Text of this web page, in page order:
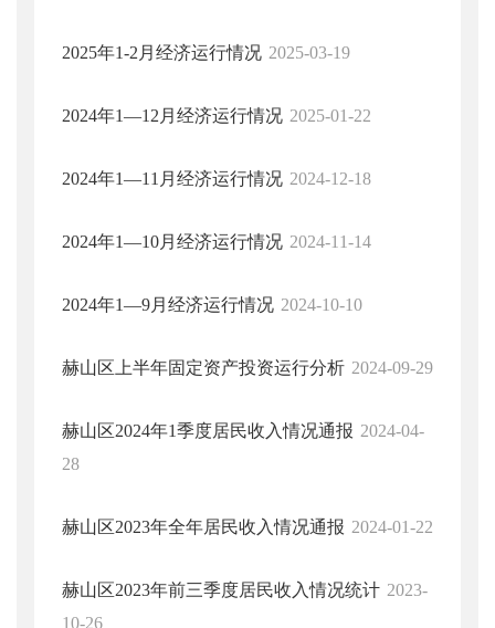
2025年1-2月经济运行情况 2025-03-19
2024年1—12月经济运行情况 2025-01-22
2024年1—11月经济运行情况 2024-12-18
2024年1—10月经济运行情况 2024-11-14
2024年1—9月经济运行情况 2024-10-10
赫山区上半年固定资产投资运行分析 2024-09-29
赫山区2024年1季度居民收入情况通报 2024-04-
28
赫山区2023年全年居民收入情况通报 2024-01-22
赫山区2023年前三季度居民收入情况统计 2023-
10-26